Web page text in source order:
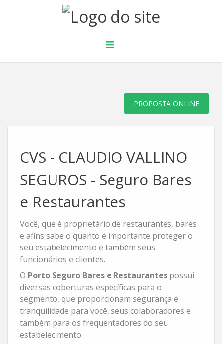
PROPOSTA ONLINE
CVS - CLAUDIO VALLINO
SEGUROS - Seguro Bares
e Restaurantes
Você, que é proprietário de restaurantes, bares
e afins sabe o quanto é importante proteger o
seu estabelecimento e também seus
funcionários e clientes.
O Porto Seguro Bares e Restaurantes possui
diversas coberturas específicas para o
segmento, que proporcionam segurança e
tranquilidade para você, seus colaboradores e
também para os frequentadores do seu
estabelecimento.